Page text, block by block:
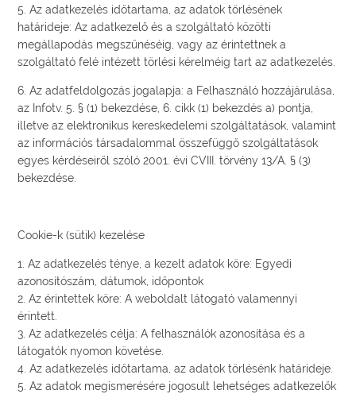
5. Az adatkezelés időtartama, az adatok törlésének
határideje: Az adatkezelő és a szolgáltató közötti
megállapodás megszűnéséig, vagy az érintettnek a
szolgáltató felé intézett törlési kérelméig tart az adatkezelés.
6. Az adatfeldolgozás jogalapja: a Felhasználó hozzájárulása,
az Infotv. 5. § (1) bekezdése, 6. cikk (1) bekezdés a) pontja,
illetve az elektronikus kereskedelemi szolgáltatások, valamint
az információs társadalommal összefüggő szolgáltatások
egyes kérdéseiről szóló 2001. évi CVIII. törvény 13/A. § (3)
bekezdése.
Cookie-k (sütik) kezelése
1. Az adatkezelés ténye, a kezelt adatok köre: Egyedi
azonosítószám, dátumok, időpontok
2. Az érintettek köre: A weboldalt látogató valamennyi
érintett.
3. Az adatkezelés célja: A felhasználók azonosítása és a
látogatók nyomon követése.
4. Az adatkezelés időtartama, az adatok törlésénk határideje.
5. Az adatok megismerésére jogosult lehetséges adatkezelők